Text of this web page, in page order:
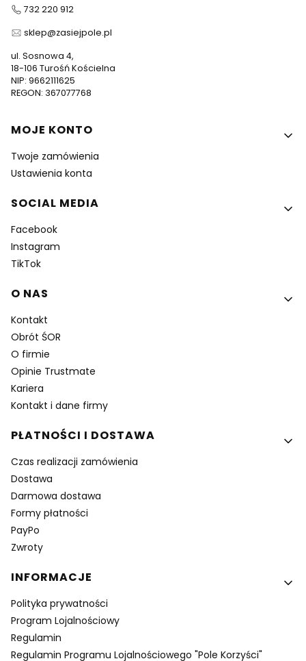
732 220 912
sklep@zasiejpole.pl
ul. Sosnowa 4,
18-106 Turośń Kościelna
NIP: 9662111625
REGON: 367077768
Linki w stopce
MOJE KONTO
Twoje zamówienia
Ustawienia konta
SOCIAL MEDIA
Facebook
Instagram
TikTok
O NAS
Kontakt
Obrót ŚOR
O firmie
Opinie Trustmate
Kariera
Kontakt i dane firmy
PŁATNOŚCI I DOSTAWA
Czas realizacji zamówienia
Dostawa
Darmowa dostawa
Formy płatności
PayPo
Zwroty
INFORMACJE
Polityka prywatności
Program Lojalnościowy
Regulamin
Regulamin Programu Lojalnościowego "Pole Korzyści"